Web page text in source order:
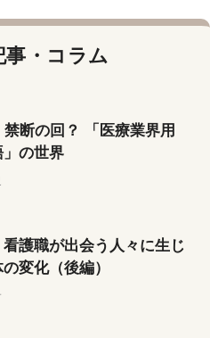
・コラム
禁断の回？ 「医療業界用
の世界
護職が出会う人々に生じ
変化（後編）